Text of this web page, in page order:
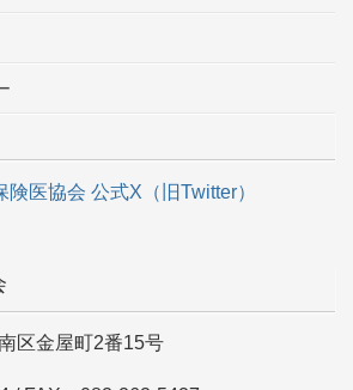
区金屋町2番15号